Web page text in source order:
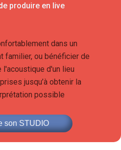
produire en live
dans un
familier, ou bénéficier de
l'acoustique d'un lieu
jusqu’à obtenir la
possible
son STUDIO